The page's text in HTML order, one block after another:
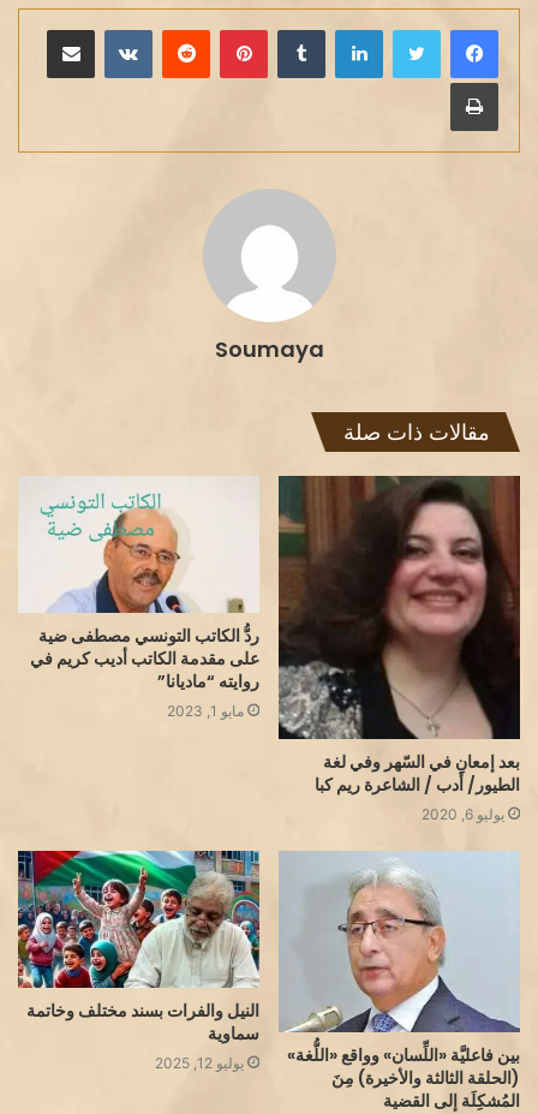
لينكدإن بينتيريست مشاركة عبر البريد
طباعة
Soumaya
مقالات ذات صلة
بعد إمعانِِ في السّهر وفي لغة
الطيور/ أدب / الشاعرة ريم كبا
يوليو 6, 2020
ردُّ الكاتب التونسي مصطفى ضية
على مقدمة الكاتب أديب كريم في
روايته “ماديانا”
مايو 1, 2023
بين فاعليَّة «اللِّسان» وواقع «اللُّغة»
(الحلقة الثالثة والأخيرة) مِنَ
المُشكِلَة إلى القضية
النيل والفرات بسند مختلف وخاتمة
سماوية
يوليو 12, 2025